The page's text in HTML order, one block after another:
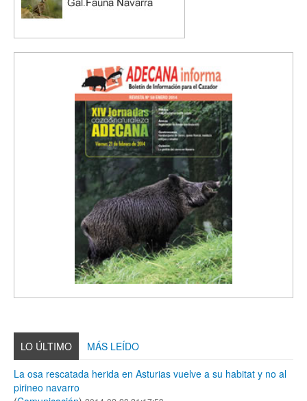
LO ÚLTIMO
MÁS LEÍDO
La osa rescatada herida en Asturias vuelve a su habitat y no al
pirineo navarro